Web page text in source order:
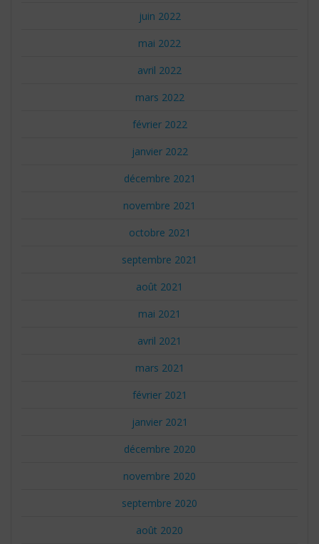
juin 2022
mai 2022
avril 2022
mars 2022
février 2022
janvier 2022
décembre 2021
novembre 2021
octobre 2021
septembre 2021
août 2021
mai 2021
avril 2021
mars 2021
février 2021
janvier 2021
décembre 2020
novembre 2020
septembre 2020
août 2020